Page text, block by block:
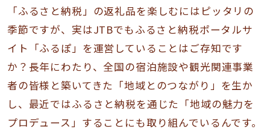
「ふるさと納税」の返礼品を楽しむにはピッタリの
季節ですが、実はJTBでもふるさと納税ポータルサ
イト「ふるぽ」を運営していることはご存知です
か？長年にわたり、全国の宿泊施設や観光関連事業
者の皆様と築いてきた「地域とのつながり」を生か
し、最近ではふるさと納税を通じた「地域の魅力を
プロデュース」することにも取り組んでいるんです。